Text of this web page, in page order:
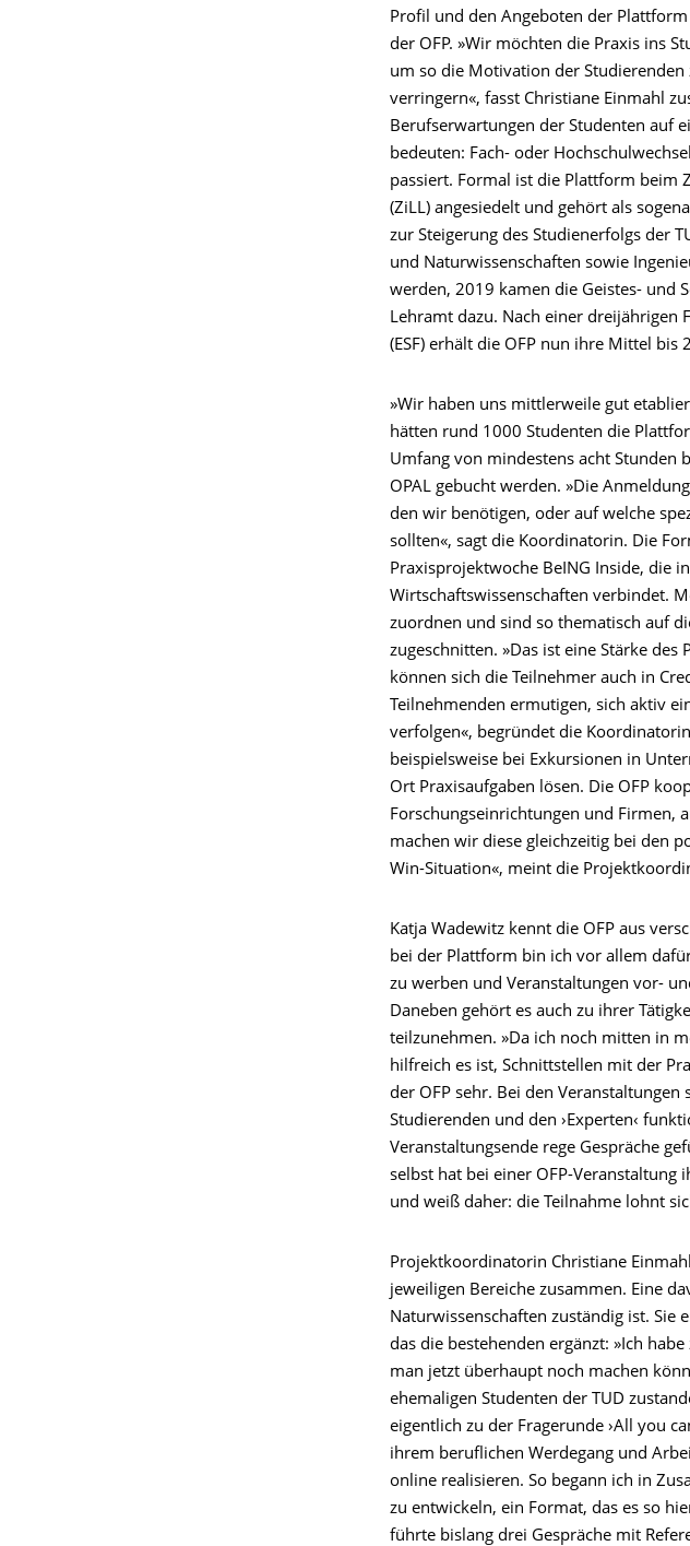
Profil und den Angeboten der
der OFP. »Wir möchten die Praxis ins
um so die Motivation der
verringern«, fasst Christiane Einmahl
Berufserwartungen der Studenten auf
bedeuten: Fach- oder
passiert. Formal ist die Plattform beim
(ZiLL) angesiedelt und gehört als
zur Steigerung des Studienerfolgs der
und Naturwissenschaften sowie
werden, 2019 kamen die Geistes- und
Lehramt dazu. Nach einer dreijährigen
(ESF) erhält die OFP nun ihre Mittel bis
»Wir haben uns mittlerweile gut
hätten rund 1000 Studenten die
Umfang von mindestens acht Stunden
OPAL gebucht werden. »Die
den wir benötigen, oder auf welche
sollten«, sagt die Koordinatorin. Die
Praxisprojektwoche BeING Inside, die
Wirtschaftswissenschaften verbindet.
zuordnen und sind so thematisch auf
zugeschnitten. »Das ist eine Stärke
können sich die Teilnehmer auch in
Teilnehmenden ermutigen, sich aktiv
verfolgen«, begründet die
beispielsweise bei Exkursionen in
Ort Praxisaufgaben lösen. Die OFP
Forschungseinrichtungen und Firmen,
machen wir diese gleichzeitig bei den
Win-Situation«, meint die
Katja Wadewitz kennt die OFP aus
bei der Plattform bin ich vor allem
zu werben und Veranstaltungen vor-
Daneben gehört es auch zu ihrer
teilzunehmen. »Da ich noch mitten in
hilfreich es ist, Schnittstellen mit der
der OFP sehr. Bei den
Studierenden und den ›Experten‹
Veranstaltungsende rege Gespräche
selbst hat bei einer OFP-
und weiß daher: die Teilnahme lohnt
Projektkoordinatorin Christiane
jeweiligen Bereiche zusammen. Eine
Naturwissenschaften zuständig ist. Sie
das die bestehenden ergänzt: »Ich
man jetzt überhaupt noch machen
ehemaligen Studenten der TUD
eigentlich zu der Fragerunde ›All you
ihrem beruflichen Werdegang und
online realisieren. So begann ich in
zu entwickeln, ein Format, das es so
führte bislang drei Gespräche mit